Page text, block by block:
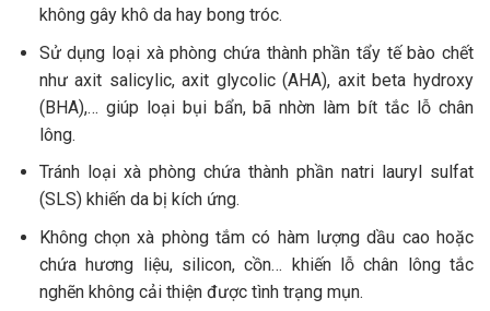
không gây khô da hay bong tróc.
Sử dụng loại xà phòng chứa thành phần tẩy tế bào chết
như axit salicylic, axit glycolic (AHA), axit beta hydroxy
(BHA),… giúp loại bụi bẩn, bã nhờn làm bít tắc lỗ chân
lông.
Tránh loại xà phòng chứa thành phần natri lauryl sulfat
(SLS) khiến da bị kích ứng.
Không chọn xà phòng tắm có hàm lượng dầu cao hoặc
chứa hương liệu, silicon, cồn… khiến lỗ chân lông tắc
nghẽn không cải thiện được tình trạng mụn.